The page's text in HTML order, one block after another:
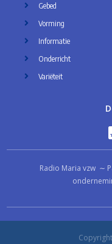
Gebed
Vorming
Informatie
Onderricht
Variëteit
Radio Maria vzw ∼